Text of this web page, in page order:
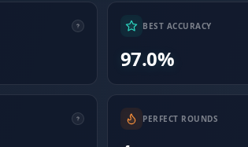
BEST ACCURACY
97.0%
PERFECT ROUNDS